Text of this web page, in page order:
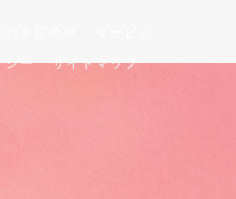
シー サイトマップ